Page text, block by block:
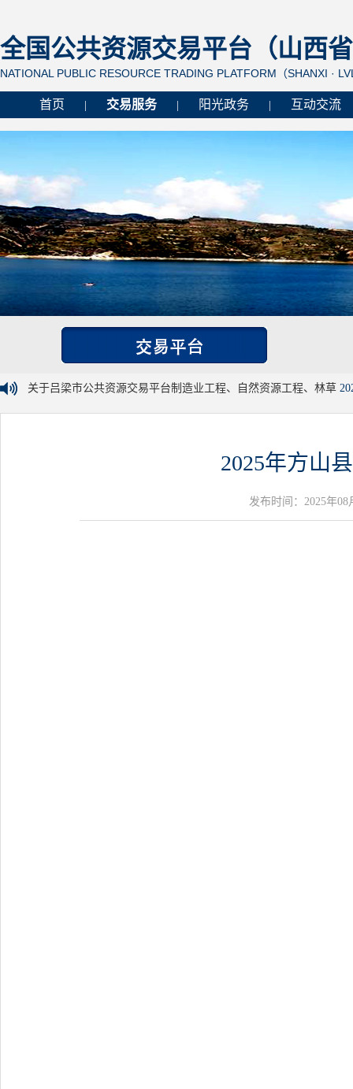
全国公共资源交易平台（山西
NATIONAL PUBLIC RESOURCE TRADING PLATFORM（SHANXI ·
首页 交易服务 阳光政务 互动交流
关于吕梁市公共资源交易平台制造业工程、自然资源工程、林草
2025年方山
发布时间：2025年08